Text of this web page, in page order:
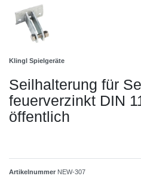
Klingl Spielgeräte
Seilhalterung für
feuerverzinkt DIN
öffentlich
Artikelnummer NEW-307